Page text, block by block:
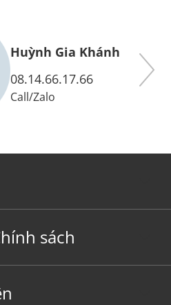
Huỳnh Gia Khánh
08.14.66.17.66
Call/Zalo
sách